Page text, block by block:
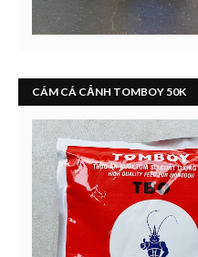
CÁM CÁ CẢNH TOMBOY 50K